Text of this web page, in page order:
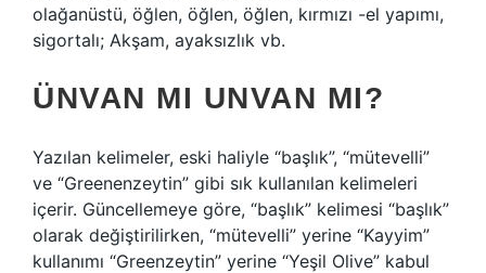
olağanüstü, öğlen, öğlen, öğlen, kırmızı -el yapımı,
sigortalı; Akşam, ayaksızlık vb.
ÜNVAN MI UNVAN MI?
Yazılan kelimeler, eski haliyle “başlık”, “mütevelli”
ve “Greenenzeytin” gibi sık kullanılan kelimeleri
içerir. Güncellemeye göre, “başlık” kelimesi “başlık”
olarak değiştirilirken, “mütevelli” yerine “Kayyim”
kullanımı “Greenzeytin” yerine “Yeşil Olive” kabul